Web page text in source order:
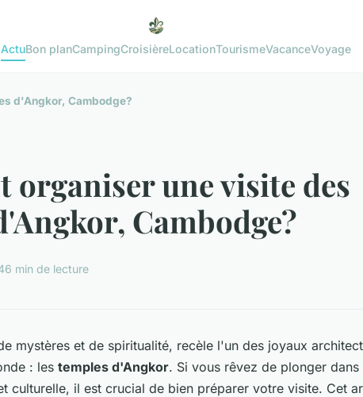
ActuBon planCampingCroisièreLocationTourismeVacanceVoyage
d'Angkor, Cambodge?
organiser une visite des
Cambodge?
6 min de lecture
mystères et de spiritualité, recèle l'un des joyaux
: les temples d'Angkor. Si vous rêvez de plonger dans
culturelle, il est crucial de bien préparer votre visite. Cet